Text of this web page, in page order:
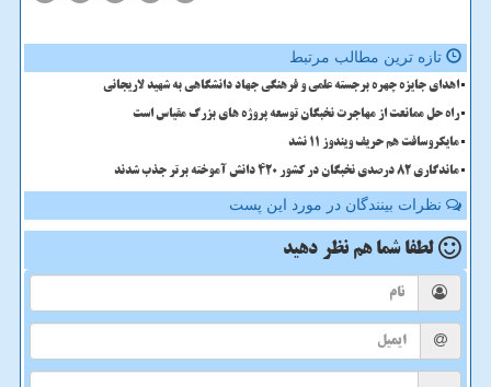
تازه ترین مطالب مرتبط
اهدای جایزه چهره برجسته علمی و فرهنگی جهاد دانشگاهی به شهید لاریجانی
راه حل ممانعت از مهاجرت نخبگان توسعه پروژه های بزرگ مقیاس است
مایکروسافت هم حریف ویندوز 11 نشد
ماندگاری 82 درصدی نخبگان در کشور 420 دانش آموخته برتر جذب شدند
نظرات بینندگان در مورد این پست
لطفا شما هم نظر دهید